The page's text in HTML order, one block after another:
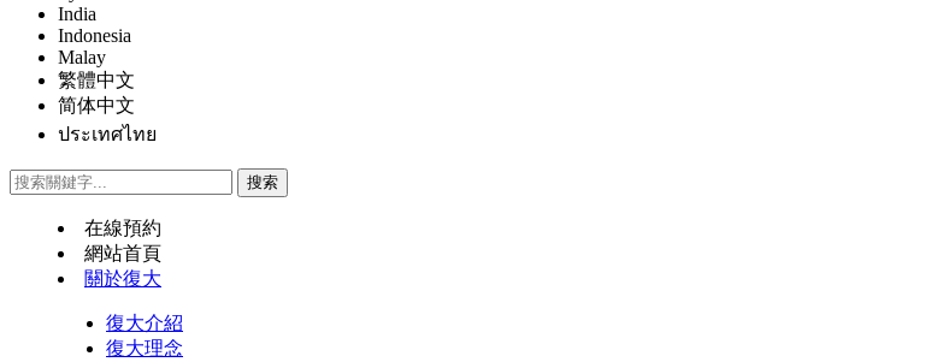
India
Indonesia
Malay
繁體中文
简体中文
ประเทศไทย
在線預約
網站首頁
關於復大
復大介紹
復大理念